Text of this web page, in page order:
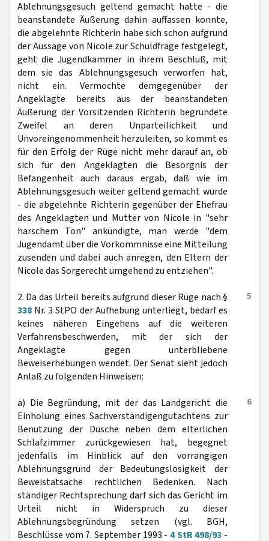
Ablehnungsgesuch geltend gemacht hatte - die
beanstandete Äußerung dahin auffassen konnte,
die abgelehnte Richterin habe sich schon aufgrund
der Aussage von Nicole zur Schuldfrage festgelegt,
geht die Jugendkammer in ihrem Beschluß, mit
dem sie das Ablehnungsgesuch verworfen hat,
nicht ein. Vermochte demgegenüber der
Angeklagte bereits aus der beanstandeten
Äußerung der Vorsitzenden Richterin begründete
Zweifel an deren Unparteilichkeit und
Unvoreingenommenheit herzuleiten, so kommt es
für den Erfolg der Rüge nicht mehr darauf an, ob
sich für den Angeklagten die Besorgnis der
Befangenheit auch daraus ergab, daß wie im
Ablehnungsgesuch weiter geltend gemacht wurde
- die abgelehnte Richterin gegenüber der Ehefrau
des Angeklagten und Mutter von Nicole in "sehr
harschem Ton" ankündigte, man werde "dem
Jugendamt über die Vorkommnisse eine Mitteilung
zusenden und dabei auch anregen, den Eltern der
Nicole das Sorgerecht umgehend zu entziehen".
5
2. Da das Urteil bereits aufgrund dieser Rüge nach §
338 Nr. 3 StPO der Aufhebung unterliegt, bedarf es
keines näheren Eingehens auf die weiteren
Verfahrensbeschwerden, mit der sich der
Angeklagte gegen unterbliebene
Beweiserhebungen wendet. Der Senat sieht jedoch
Anlaß zu folgenden Hinweisen:
6
a) Die Begründung, mit der das Landgericht die
Einholung eines Sachverständigengutachtens zur
Benutzung der Dusche neben dem elterlichen
Schlafzimmer zurückgewiesen hat, begegnet
jedenfalls im Hinblick auf den vorrangigen
Ablehnungsgrund der Bedeutungslosigkeit der
Beweistatsache rechtlichen Bedenken. Nach
ständiger Rechtsprechung darf sich das Gericht im
Urteil nicht in Widerspruch zu dieser
Ablehnungsbegründung setzen (vgl. BGH,
Beschlüsse vom 7. September 1993 - 4 StR 498/93 -